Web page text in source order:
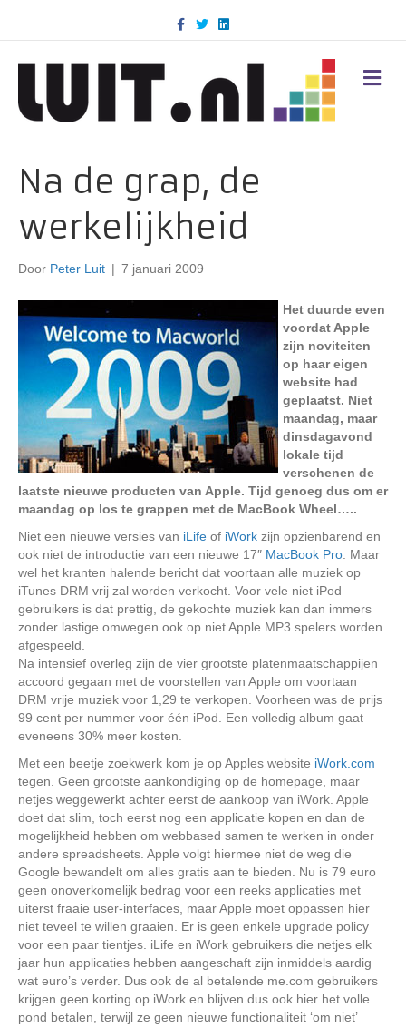
c
k
T
w
i
n
d
M
E
Na de grap, de
werkelijkheid
Door Peter Luit | 7 januari 2009
Het duurde even
voordat Apple
zijn noviteiten
op haar eigen
website had
geplaatst. Niet
maandag, maar
dinsdagavond
lokale tijd
verschenen de
laatste nieuwe producten van Apple. Tijd genoeg dus om er
maandag op los te grappen met de MacBook Wheel…..
Niet een nieuwe versies van iLife of iWork zijn opzienbarend en
ook niet de introductie van een nieuwe 17″ MacBook Pro . Maar
wel het kranten halende bericht dat voortaan alle muziek op
iTunes DRM vrij zal worden verkocht. Voor vele niet iPod
gebruikers is dat prettig, de gekochte muziek kan dan immers
zonder lastige omwegen ook op niet Apple MP3 spelers worden
afgespeeld.
Na intensief overleg zijn de vier grootste platenmaatschappijen
accoord gegaan met de voorstellen van Apple om voortaan
DRM vrije muziek voor 1,29 te verkopen. Voorheen was de prijs
99 cent per nummer voor één iPod. Een volledig album gaat
eveneens 30% meer kosten.
Met een beetje zoekwerk kom je op Apples website iWork.com
tegen. Geen grootste aankondiging op de homepage, maar
netjes weggewerkt achter eerst de aankoop van iWork. Apple
doet dat slim, toch eerst nog een applicatie kopen en dan de
mogelijkheid hebben om webbased samen te werken in onder
andere spreadsheets. Apple volgt hiermee niet de weg die
Google bewandelt om alles gratis aan te bieden. Nu is 79 euro
geen onoverkomelijk bedrag voor een reeks applicaties met
uiterst fraaie user-interfaces, maar Apple moet oppassen hier
niet teveel te willen graaien. Er is geen enkele upgrade policy
voor een paar tientjes. iLife en iWork gebruikers die netjes elk
jaar hun applicaties hebben aangeschaft zijn inmiddels aardig
wat euro’s verder. Dus ook de al betalende me.com gebruikers
krijgen geen korting op iWork en blijven dus ook hier het volle
pond betalen, terwijl ze geen nieuwe functionaliteit ‘om niet’